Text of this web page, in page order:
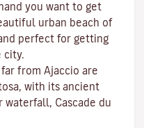
you want to get
urban beach of
perfect for getting
city.
from Ajaccio are
, with its ancient
waterfall, Cascade du